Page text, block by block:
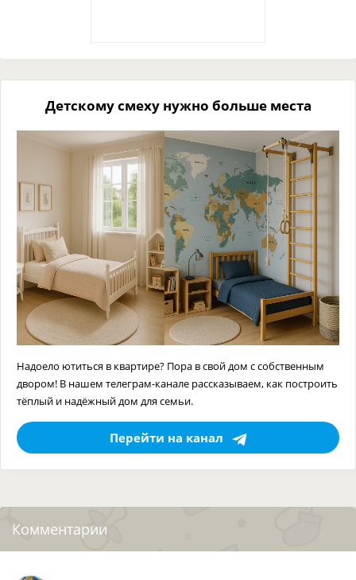
Детскому смеху нужно больше места
Надоело ютиться в квартире? Пора в свой дом с собственным
двором! В нашем телеграм-канале рассказываем, как построить
тёплый и надёжный дом для семьи.
Перейти на канал
Комментарии